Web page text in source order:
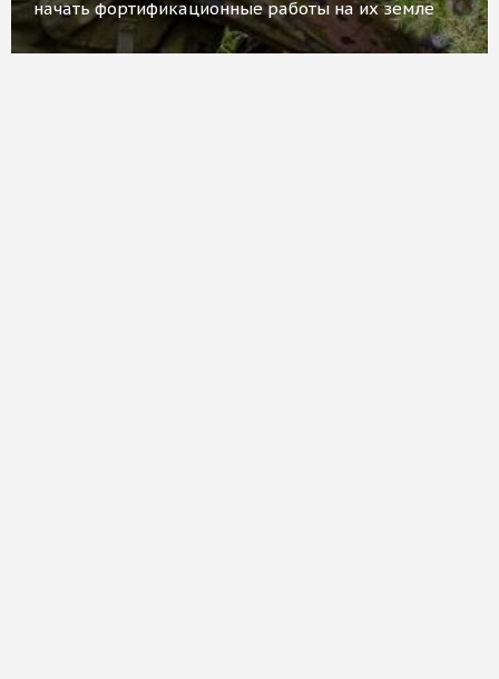
начать фортификационные работы на их земле